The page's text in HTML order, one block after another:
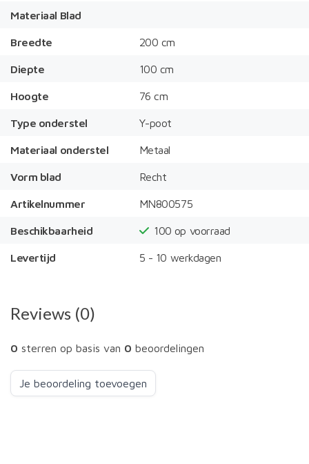
Materiaal Blad
Breedte 200 cm
Diepte 100 cm
Hoogte 76 cm
Type onderstel Y-poot
Materiaal onderstel Metaal
Vorm blad Recht
Artikelnummer MN800575
Beschikbaarheid 100 op voorraad
Levertijd 5 - 10 werkdagen
Reviews (0)
0 sterren op basis van 0 beoordelingen
Je beoordeling toevoegen